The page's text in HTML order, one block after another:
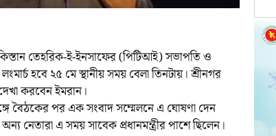
তেহরিক-ই-ইনসাফের (পিটিআই) সভাপতি ও
হবে ২৫ মে স্থানীয় সময় বেলা তিনটায়। শ্রীনগর
করবেন ইমরান।
বৈঠকের পর এক সংবাদ সম্মেলনে এ ঘোষণা দেন
নেতারা এ সময় সাবেক প্রধানমন্ত্রীর পাশে ছিলেন।